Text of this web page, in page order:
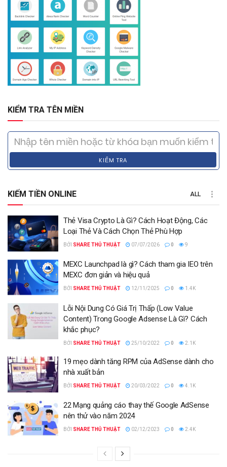
KIỂM TRA TÊN MIỀN
KIỂM TRA
KIẾM TIỀN ONLINE ALL
Thẻ Visa Crypto Là Gì? Cách Hoạt Động, Các
Loại Thẻ Và Cách Chọn Thẻ Phù Hợp
BỞI SHARE THỦ THUẬT 07/07/2026 0 9
MEXC Launchpad là gì? Cách tham gia IEO trên
MEXC đơn giản và hiệu quả
BỞI SHARE THỦ THUẬT 12/11/2025 0 1.4K
Lỗi Nội Dung Có Giá Trị Thấp (Low Value
Content) Trong Google Adsense Là Gì? Cách
khắc phục?
BỞI SHARE THỦ THUẬT 25/10/2022 0 2.1K
19 mẹo dành tăng RPM của AdSense dành cho
nhà xuất bản
BỞI SHARE THỦ THUẬT 20/03/2022 0 4.1K
22 Mạng quảng cáo thay thế Google AdSense
nên thử vào năm 2024
BỞI SHARE THỦ THUẬT 02/12/2023 0 2.4K